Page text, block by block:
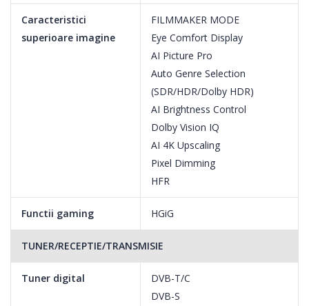
televizoarele LG OLED pot oferi un realism extrem si modele
unice.
Televizorul OLED il surclaseaza pe cel LED
Pe scurt, OLED are milioane de pixeli auto-iluminati care se pot
activa si dezactiva pentru a obtine un negru perfect si un
contrast infinit. Negrul este mai „negru” decat pe televizoarele
mini-LED si LED. Asadar, oricate mii de lumini de fundal ar avea,
televizoarele LED vor avea performante mai scazute decat cele
OLED.
Caracteristici
superioare imagine
FILMMAKER MODE
Eye Comfort Display
AI Picture Pro
Auto Genre Selection
(SDR/HDR/Dolby HDR)
AI Brightness Control
Dolby Vision IQ
AI 4K Upscaling
Pixel Dimming
HFR
Functii gaming HGiG
TUNER/RECEPTIE/TRANSMISIE
Tuner digital
DVB-T/C
DVB-S